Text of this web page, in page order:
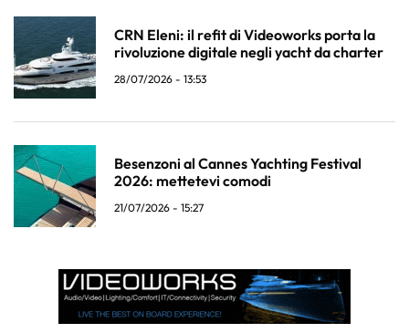
CRN Eleni: il refit di Videoworks porta la
rivoluzione digitale negli yacht da charter
28/07/2026 - 13:53
Besenzoni al Cannes Yachting Festival
2026: mettetevi comodi
21/07/2026 - 15:27